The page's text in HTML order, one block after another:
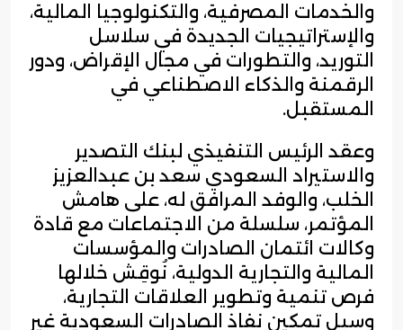
والخدمات المصرفية، والتكنولوجيا المالية،
والإستراتيجيات الجديدة في سلاسل
التوريد، والتطورات في مجال الإقراض، ودور
الرقمنة والذكاء الاصطناعي في
المستقبل.
وعقد الرئيس التنفيذي لبنك التصدير
والاستيراد السعودي سعد بن عبدالعزيز
الخلب، والوفد المرافق له، على هامش
المؤتمر، سلسلة من الاجتماعات مع قادة
وكالات ائتمان الصادرات والمؤسسات
المالية والتجارية الدولية، نُوقِش خلالها
فرص تنمية وتطوير العلاقات التجارية،
وسبل تمكين نفاذ الصادرات السعودية غير